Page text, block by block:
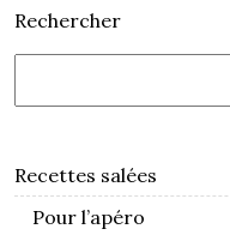
Rechercher
Recettes salées
Pour l’apéro